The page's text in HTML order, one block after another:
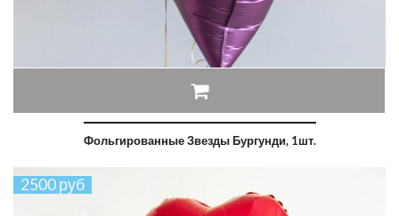
Фольгированные Звезды Бургунди, 1шт.
2500 руб